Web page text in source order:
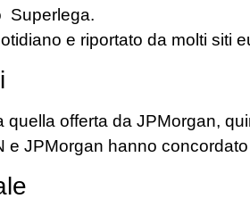
Superlega.
e riportato da molti siti
quella offerta da JPMorgan,
e JPMorgan hanno